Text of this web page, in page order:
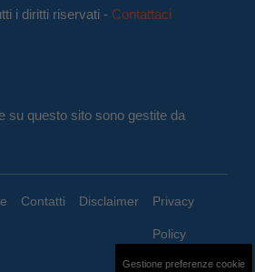
i diritti riservati - Contattaci
su questo sito sono gestite da
Contatti Disclaimer Privacy
Policy
Gestione preferenze cookie